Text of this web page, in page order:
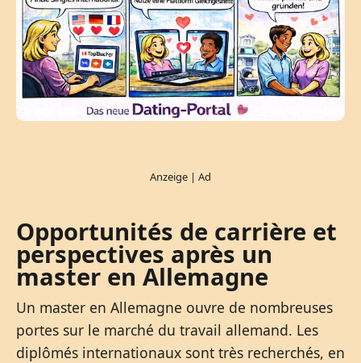
Opportunités de carrière et
perspectives après un
master en Allemagne
Un master en Allemagne ouvre de nombreuses
portes sur le marché du travail allemand. Les
diplômés internationaux sont très recherchés, en